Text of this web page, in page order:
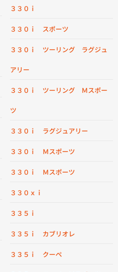
３３０ｉ
３３０ｉ スポーツ
３３０ｉ ツーリング ラグジュ
アリー
３３０ｉ ツーリング Ｍスポー
ツ
３３０ｉ ラグジュアリー
３３０ｉ Ｍスポーツ
３３０ｉ Ｍスポーツ
３３０ｘｉ
３３５ｉ
３３５ｉ カブリオレ
３３５ｉ クーペ